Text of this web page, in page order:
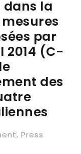
la
par
2014 (C-
des
, Press